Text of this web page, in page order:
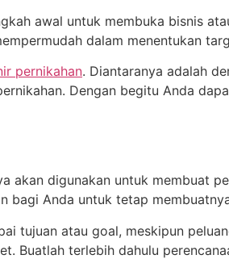
awal untuk membuka bisnis
dalam menentukan
pernikahan. Diantaranya adalah
Dengan begitu Anda
akan digunakan untuk membuat
bagi Anda untuk tetap
tujuan atau goal, meskipun
Buatlah terlebih dahulu